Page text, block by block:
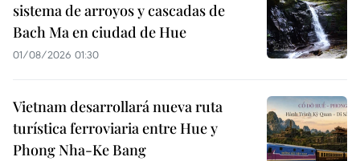
sistema de arroyos y cascadas de
Bach Ma en ciudad de Hue
01/08/2026 01:30
Vietnam desarrollará nueva ruta
turística ferroviaria entre Hue y
Phong Nha-Ke Bang